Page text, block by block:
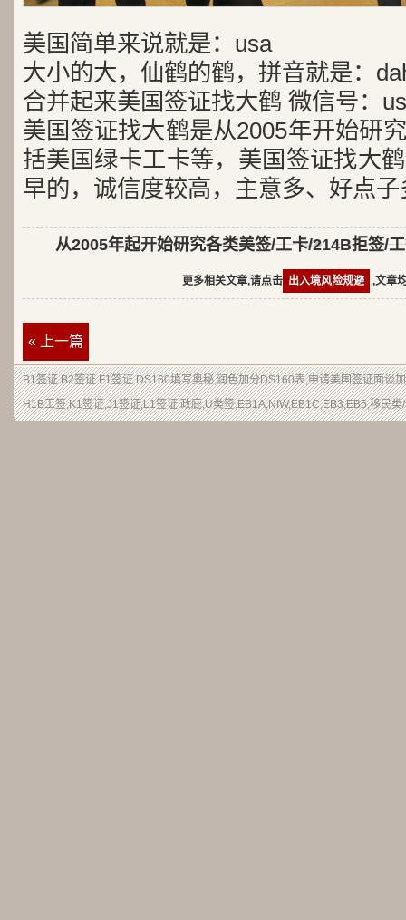
美国简单来说就是：usa
大小的大，仙鹤的鹤，拼音就是：
合并起来美国签证找大鹤 微信号：
美国签证找大鹤是从2005年开始研
括美国绿卡工卡等，美国签证找大
早的，诚信度较高，主意多、好点子
从2005年起开始研究各类美签/工卡/214B拒签/
更多相关文章,请点击 出入境风险规避 ,文章
« 上一篇
B1签证.B2签证.F1签证.DS160填写奥秘,润色加分DS160表,申请美国签证面谈
H1B工签,K1签证,J1签证,L1签证,政庇,U类签,EB1A,NIW,EB1C,EB3,EB5,移民